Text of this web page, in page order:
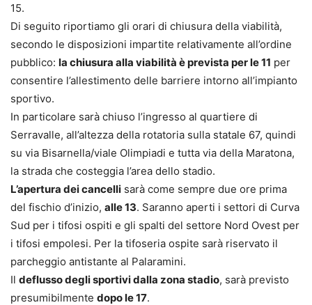
15.
Di seguito riportiamo gli orari di chiusura della viabilità,
secondo le disposizioni impartite relativamente all’ordine
pubblico: la chiusura alla viabilità è prevista per le 11 per
consentire l’allestimento delle barriere intorno all’impianto
sportivo.
In particolare sarà chiuso l’ingresso al quartiere di
Serravalle, all’altezza della rotatoria sulla statale 67, quindi
su via Bisarnella/viale Olimpiadi e tutta via della Maratona,
la strada che costeggia l’area dello stadio.
L’apertura dei cancelli sarà come sempre due ore prima
del fischio d’inizio, alle 13. Saranno aperti i settori di Curva
Sud per i tifosi ospiti e gli spalti del settore Nord Ovest per
i tifosi empolesi. Per la tifoseria ospite sarà riservato il
parcheggio antistante al Palaramini.
Il deflusso degli sportivi dalla zona stadio, sarà previsto
presumibilmente dopo le 17.